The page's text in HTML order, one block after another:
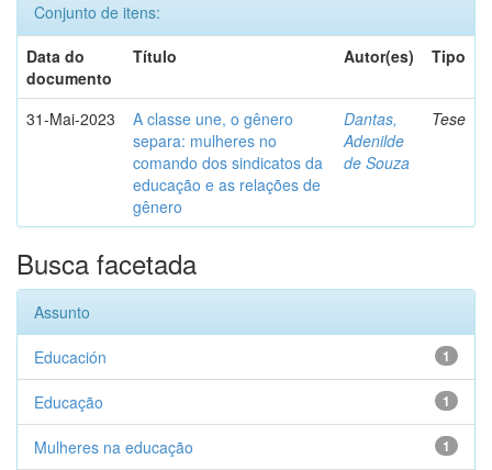
Conjunto de itens:
Data do
documento
Título Autor(es) Tipo
31-Mai-2023
A classe une, o gênero
separa: mulheres no
comando dos sindicatos da
educação e as relações de
gênero
Dantas,
Adenilde
de Souza
Tese
Busca facetada
Assunto
1
Educación
1
Educação
1
Mulheres na educação